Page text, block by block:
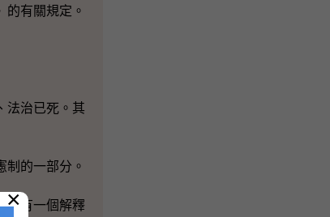
有關規定。
法治已死。其
的一部分。
文有一個解釋
×